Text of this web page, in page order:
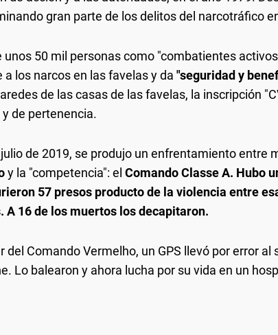
gran parte de los delitos del narcotráfico
unos 50 mil personas como "combatientes
los narcos en las favelas y da "seguridad y
de las casas de las favelas, la inscripción
de pertenencia.
de 2019, se produjo un enfrentamiento entre
y la "competencia": el Comando Classe A. Hubo
57 presos producto de la violencia entre
A 16 de los muertos los decapitaron.
del Comando Vermelho, un GPS llevó por error al
Lo balearon y ahora lucha por su vida en un